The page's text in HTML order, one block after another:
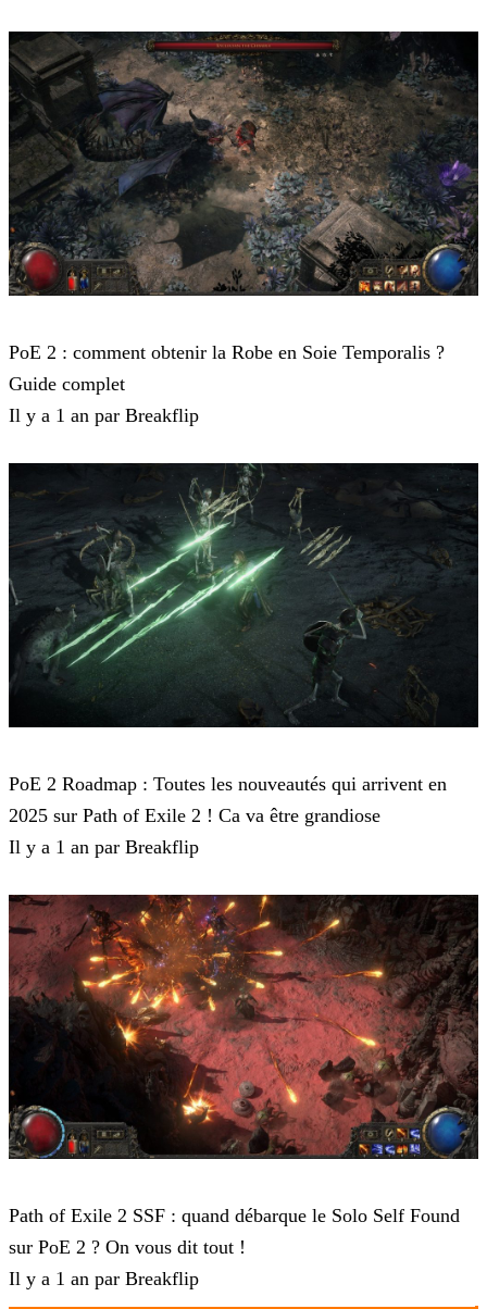
PoE 2 : comment obtenir la Robe en Soie Temporalis ?
Guide complet
Il y a 1 an par Breakflip
PoE 2 Roadmap : Toutes les nouveautés qui arrivent en
2025 sur Path of Exile 2 ! Ca va être grandiose
Il y a 1 an par Breakflip
Path of Exile 2 SSF : quand débarque le Solo Self Found
sur PoE 2 ? On vous dit tout !
Il y a 1 an par Breakflip